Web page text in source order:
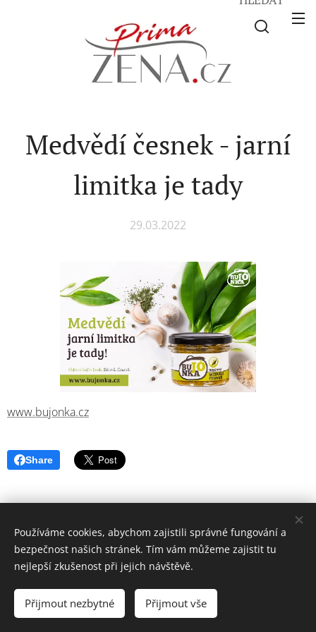
Medvědí česnek - jarní
limitka je tady
29.03.2022
www.bujonka.cz
Share
© 2006-2025 PrimaŽena.cz I ESPRIT BOHEMIA s.r.o. I Všechna práva
vyhrazena.
Cookies
Používáme cookies, abychom zajistili správné fungování a
bezpečnost našich stránek. Tím vám můžeme zajistit tu
nejlepší zkušenost při jejich návštěvě.
Přijmout nezbytné Přijmout vše